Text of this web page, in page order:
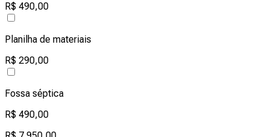
R$ 490,00
Planilha de materiais
R$ 290,00
Fossa séptica
R$ 490,00